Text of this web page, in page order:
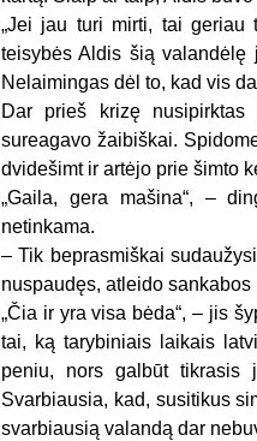
„Jei jau turi mirti, tai geriau
teisybės Aldis šią valandėlę
Nelaimingas dėl to, kad vis
Dar prieš krizę
sureagavo žaibiškai.
dvidešimt ir artėjo prie šimto
„Gaila, gera mašina“, –
netinkama.
– Tik beprasmiškai
nuspaudęs, atleido
„Čia ir yra visa bėda“, – jis
tai, ką tarybiniais laikais
peniu, nors galbūt tikrasis
Svarbiausia, kad, susitikus
svarbiausią valandą dar